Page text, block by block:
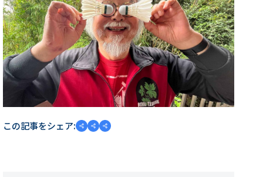
この記事をシェア: